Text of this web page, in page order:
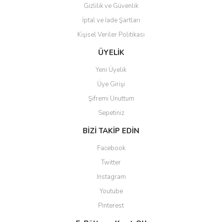
Gönder
Gizlilik ve Güvenlik
İptal ve İade Şartları
Kişisel Veriler Politikası
ÜYELİK
Yeni Üyelik
Üye Girişi
Şifremi Unuttum
Sepetiniz
BİZİ TAKİP EDİN
Facebook
Twitter
Instagram
Youtube
Pinterest